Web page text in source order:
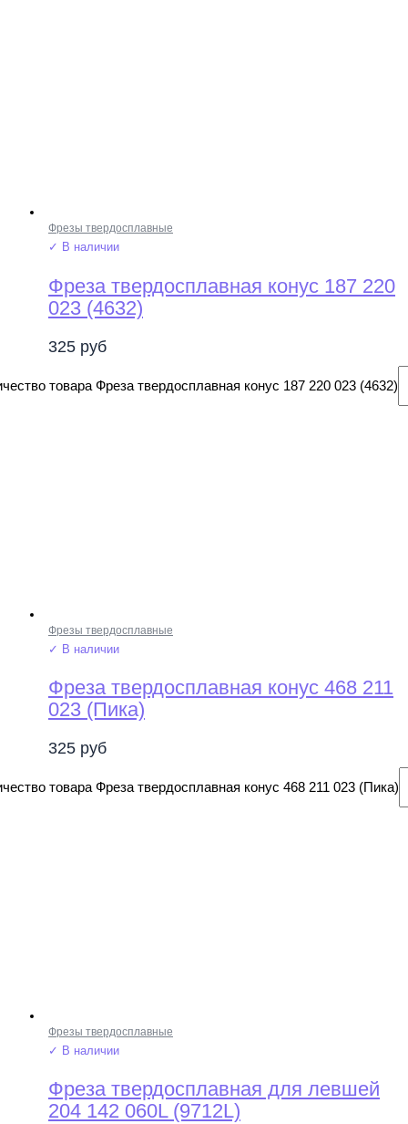
Фрезы твердосплавные
✓ В наличии
Фреза твердосплавная конус 187 220
023 (4632)
325 руб
товара Фреза твердосплавная конус 187 220 023 (4632)
Фрезы твердосплавные
✓ В наличии
Фреза твердосплавная конус 468 211
023 (Пика)
325 руб
товара Фреза твердосплавная конус 468 211 023 (Пика)
Фрезы твердосплавные
✓ В наличии
Фреза твердосплавная для левшей
204 142 060L (9712L)